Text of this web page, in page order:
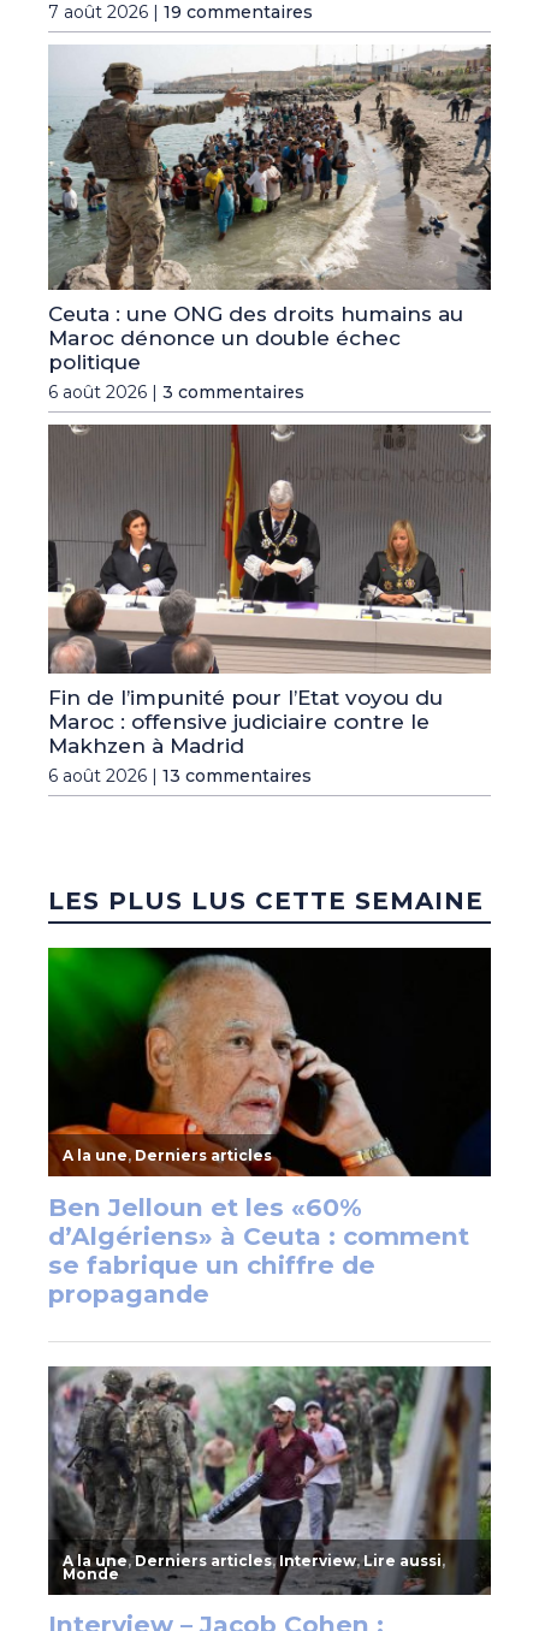
7 août 2026 | 19 commentaires
Ceuta : une ONG des droits humains au
Maroc dénonce un double échec
politique
6 août 2026 | 3 commentaires
Fin de l’impunité pour l’Etat voyou du
Maroc : offensive judiciaire contre le
Makhzen à Madrid
6 août 2026 | 13 commentaires
LES PLUS LUS CETTE SEMAINE